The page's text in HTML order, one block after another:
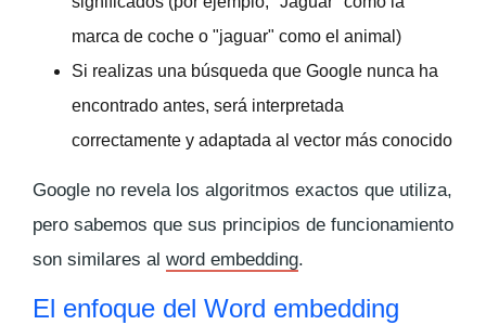
marca de coche o "jaguar" como el animal)
Si realizas una búsqueda que Google nunca ha
encontrado antes, será interpretada
correctamente y adaptada al vector más conocido
Google no revela los algoritmos exactos que utiliza,
pero sabemos que sus principios de funcionamiento
son similares al word embedding.
El enfoque del Word embedding